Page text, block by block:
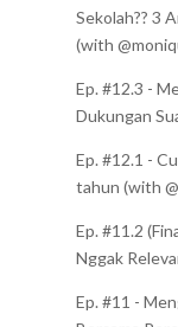
Sekolah?? 3
(with
Ep. #12.3 -
Dukungan
Ep. #12.1 -
tahun (with
Ep. #11.2
Nggak
Ep. #11 -